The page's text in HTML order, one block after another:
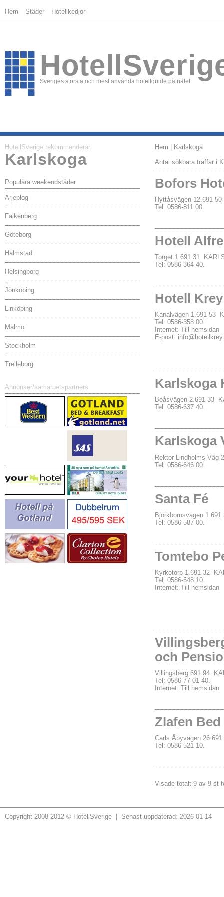
Hem Städer Hotellkedjor
Sveriges största och mest använda hotellguide på nätet
HotellSverige rekommenderar
Karlskoga
Populära weekendstäder
Arjeplog
Falkenberg
Göteborg
Halmstad
Helsingborg
Jönköping
Linköping
Malmö
Stockholm
Trelleborg
Annonser/samarbetspartners
Hem | Karlskoga
Antal sökbara träffar i
Bofors
Hyttåsvägen 12.691
Tel: 0586-811 00.
Hotell
Torget 1.691 31
Tel: 0586-364 40.
Hotell Krey
Kanalvägen 1.691 53
Tel: 0586-358 00.
Internet: Till hemsidan
E-post:
Karlskoga
Boåsvägen 2.691 33
Tel: 0586-637 40.
Karlskoga
Rektor Lindholms Väg
Tel: 0586-646 00.
Santa Fé
Björkbornsvägen
Tel: 0586-587 00.
Tomtebo
Kyrkotorp 1.691 32
Tel: 0586-548 10.
Internet: Till hemsidan
och
Villingsberg.691 94
Tel: 0586-77 01 40.
Internet: Till hemsidan
Zlafen
Carls Åbyvägen
Tel: 0586-521 10.
Visade totalt 9 av 9 st
Copyright 2008-2012 © HotellSverige | Senast uppdaterad: 2026-01-14